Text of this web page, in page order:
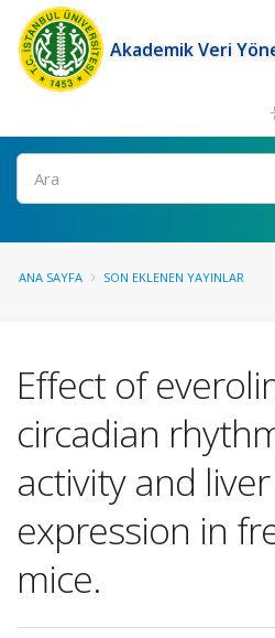
Akademik Veri
Ara
ANA SAYFA SON EKLENEN YAYINLAR
Effect of
circadian
activity and
expression in
mice.